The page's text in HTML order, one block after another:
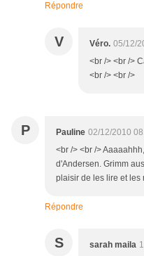
Répondre
V Véro. 05/12/
<br /> <br />
<br /> <br />
P Pauline 02/12/2010
<br /> <br />
d'Andersen. Grimm
plaisir de les lire et les
Répondre
S sarah maila